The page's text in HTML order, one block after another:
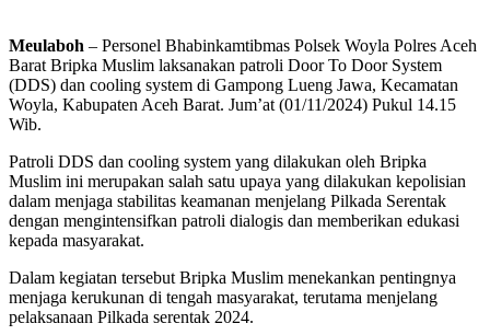
Meulaboh – Personel Bhabinkamtibmas Polsek Woyla Polres Aceh
Barat Bripka Muslim laksanakan patroli Door To Door System
(DDS) dan cooling system di Gampong Lueng Jawa, Kecamatan
Woyla, Kabupaten Aceh Barat. Jum’at (01/11/2024) Pukul 14.15
Wib.
Patroli DDS dan cooling system yang dilakukan oleh Bripka
Muslim ini merupakan salah satu upaya yang dilakukan kepolisian
dalam menjaga stabilitas keamanan menjelang Pilkada Serentak
dengan mengintensifkan patroli dialogis dan memberikan edukasi
kepada masyarakat.
Dalam kegiatan tersebut Bripka Muslim menekankan pentingnya
menjaga kerukunan di tengah masyarakat, terutama menjelang
pelaksanaan Pilkada serentak 2024.